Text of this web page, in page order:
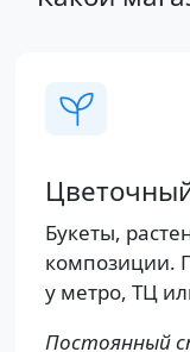
Букеты,
композиции.
у метро, ТЦ
Постоянный